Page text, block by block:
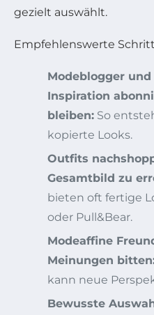
gezielt auswählt.
Empfehlenswerte
Modeblogger
Inspiration
bleiben: So
kopierte Looks.
Outfits
Gesamtbild zu
bieten oft fertige
oder Pull&Bear.
Modeaffine
Meinungen
kann neue
Bewusste